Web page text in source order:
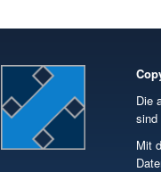
Die
sind
Mit